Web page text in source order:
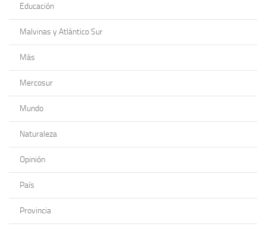
Educación
Malvinas y Atlántico Sur
Más
Mercosur
Mundo
Naturaleza
Opinión
País
Provincia